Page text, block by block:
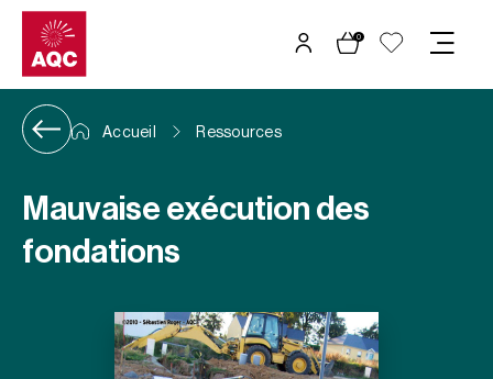
Panneau de gestion des cookies
0
Accueil Ressources
Mauvaise exécution des
fondations